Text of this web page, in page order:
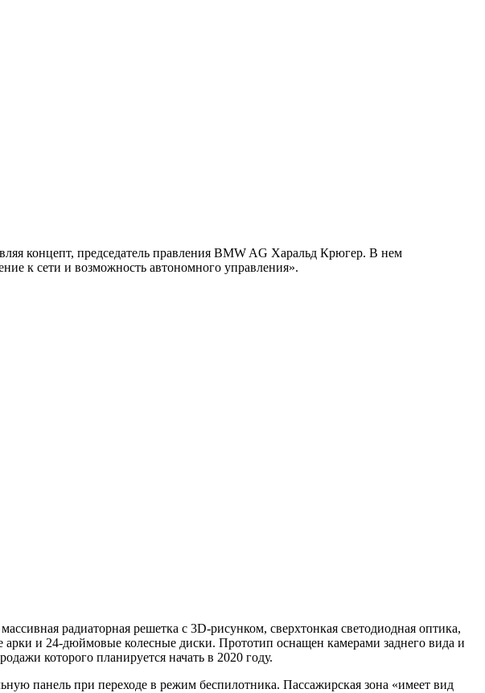
концепт, председатель правления BMW AG Харальд Крюгер. В нем
к сети и возможность автономного управления».
радиаторная решетка с 3D-рисунком, сверхтонкая светодиодная оптика,
и 24-дюймовые колесные диски. Прототип оснащен камерами заднего вида и
которого планируется начать в 2020 году.
панель при переходе в режим беспилотника. Пассажирская зона «имеет вид